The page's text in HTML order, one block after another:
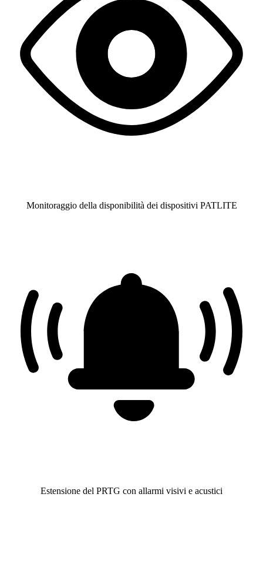
Monitoraggio della disponibilità dei dispositivi PATLITE
Estensione del PRTG con allarmi visivi e acustici